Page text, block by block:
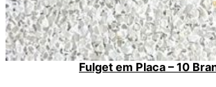
Fulget em Placa – 10